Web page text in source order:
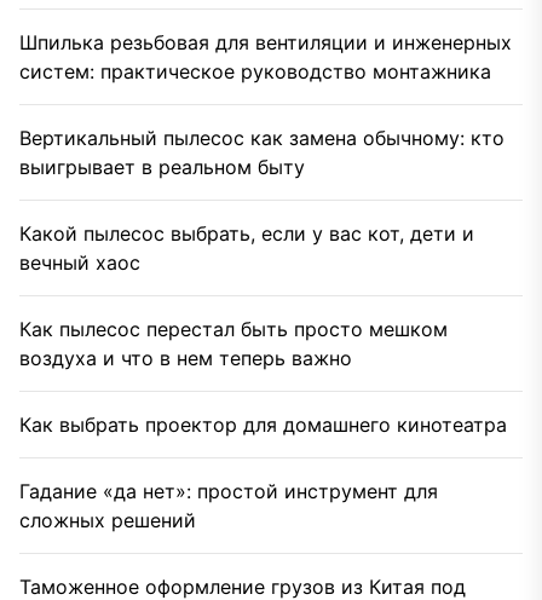
Шпилька резьбовая для вентиляции и инженерных
систем: практическое руководство монтажника
Вертикальный пылесос как замена обычному: кто
выигрывает в реальном быту
Какой пылесос выбрать, если у вас кот, дети и
вечный хаос
Как пылесос перестал быть просто мешком
воздуха и что в нем теперь важно
Как выбрать проектор для домашнего кинотеатра
Гадание «да нет»: простой инструмент для
сложных решений
Таможенное оформление грузов из Китая под